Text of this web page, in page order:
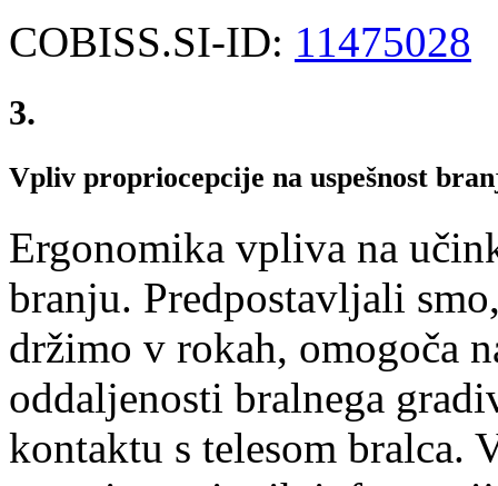
COBISS.SI-ID: 11475028
3.
Vpliv propriocepcije na uspešnost
Ergonomika vpliva na
branju. Predpostavljali
držimo v rokah, omogoča
oddaljenosti bralnega
kontaktu s telesom bralca.